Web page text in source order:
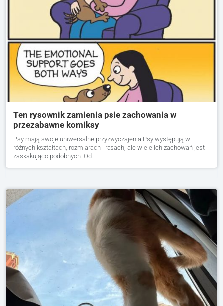
Ten rysownik zamienia psie zachowania w
przezabawne komiksy
Psy mają swoje uniwersalne przyzwyczajenia Psy występują w
różnych kształtach, rozmiarach i rasach, ale wiele ich zachowań jest
zaskakująco podobnych. Od…